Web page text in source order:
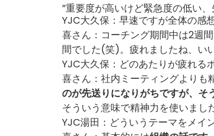
”重要度が高いけど緊急度の低い
YJC大久保：早速ですが全体の感
喜さん：コーチング期間中は2週
間でした(笑)。疲れましたね、い
YJC大久保：どのあたりが疲れる
喜さん：社内ミーティングよりも
のが先送りになりがちですが、そ
そういう意味で精神力を使いまし
YJC湯田：どういうテーマをメイ